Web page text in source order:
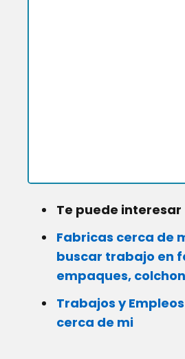
Te puede interesar
Fabricas cerca de
buscar trabajo en
empaques,
Trabajos y
cerca de mi